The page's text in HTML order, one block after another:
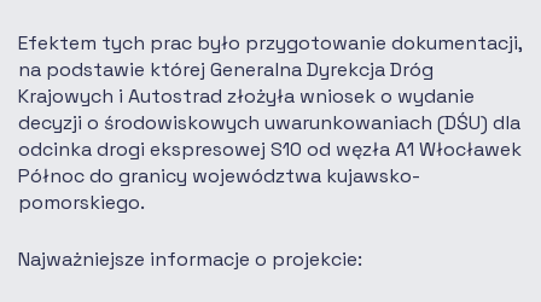
Efektem tych prac było przygotowanie dokumentacji,
na podstawie której Generalna Dyrekcja Dróg
Krajowych i Autostrad złożyła wniosek o wydanie
decyzji o środowiskowych uwarunkowaniach (DŚU) dla
odcinka drogi ekspresowej S10 od węzła A1 Włocławek
Północ do granicy województwa kujawsko-
pomorskiego.
Najważniejsze informacje o projekcie: